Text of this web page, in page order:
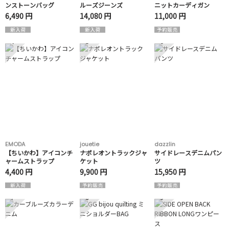
ンストーンバッグ
6,490 円
ルーズジーンズ
14,080 円
ニットカーディガン
11,000 円
4
EMODA
【ちいかわ】アイコンチ
ャームストラップ
4,400 円
5
jouetie
ナポレオントラックジャ
ケット
9,900 円
6
dazzlin
サイドレースデニムパン
ツ
15,950 円
7 8 9